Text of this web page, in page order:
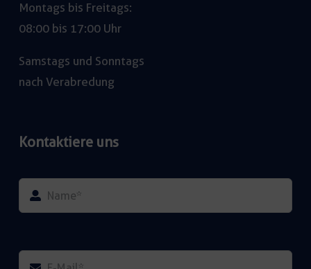
Montags bis Freitags:
08:00 bis 17:00 Uhr
Samstags und Sonntags
nach Verabredung
Kontaktiere uns